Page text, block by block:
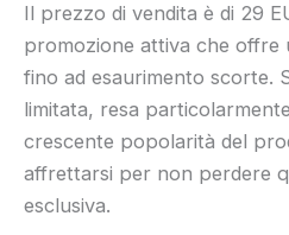
Il prezzo di vendita è di 29
promozione attiva che offre
fino ad esaurimento scorte.
limitata, resa
crescente popolarità del
affrettarsi per non perdere
esclusiva.